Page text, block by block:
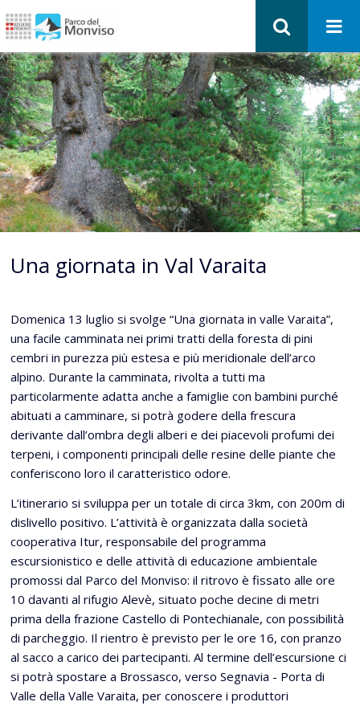
Una giornata in Val Varaita
Domenica 13 luglio si svolge “Una giornata in valle Varaita”,
una facile camminata nei primi tratti della foresta di pini
cembri in purezza più estesa e più meridionale dell’arco
alpino. Durante la camminata, rivolta a tutti ma
particolarmente adatta anche a famiglie con bambini purché
abituati a camminare, si potrà godere della frescura
derivante dall’ombra degli alberi e dei piacevoli profumi dei
terpeni, i componenti principali delle resine delle piante che
conferiscono loro il caratteristico odore.
L’itinerario si sviluppa per un totale di circa 3km, con 200m di
dislivello positivo. L’attività è organizzata dalla società
cooperativa Itur, responsabile del programma
escursionistico e delle attività di educazione ambientale
promossi dal Parco del Monviso: il ritrovo è fissato alle ore
10 davanti al rifugio Alevè, situato poche decine di metri
prima della frazione Castello di Pontechianale, con possibilità
di parcheggio. Il rientro è previsto per le ore 16, con pranzo
al sacco a carico dei partecipanti. Al termine dell’escursione ci
si potrà spostare a Brossasco, verso Segnavia - Porta di
Valle della Valle Varaita, per conoscere i produttori